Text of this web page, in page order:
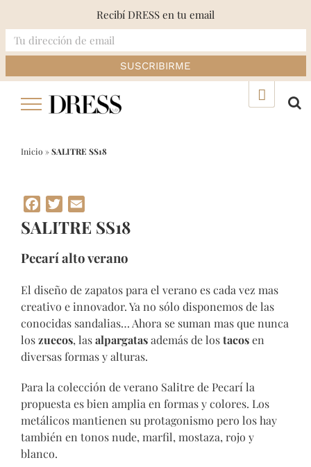
Inicio »SALITRE SS18
Facebook
Twitter
SALITRE SS18
Pecarí alto verano
El diseño de zapatos para el verano es cada vez mas
creativo e innovador. Ya no sólo disponemos de las
conocidas sandalias… Ahora se suman mas que nunca
loszuecos, lasalpargatasademás de lostacosen
diversas formas y alturas.
Para la colección de verano Salitre de Pecarí la
propuesta es bien amplia en formas y colores. Los
metálicos mantienen su protagonismo pero los hay
también en tonos nude, marfil, mostaza, rojo y
blanco.
Recibí DRESS en tu email